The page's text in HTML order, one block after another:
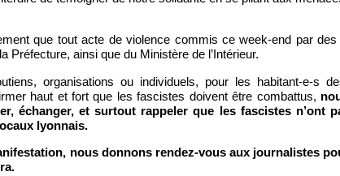
que tout acte de violence commis ce week-end par
Préfecture, ainsi que du Ministère de l’Intérieur.
organisations ou individuels, pour les habitant-e-s
haut et fort que les fascistes doivent être combattus,
échanger, et surtout rappeler que les fascistes n’ont
lyonnais.
nous donnons rendez-vous aux journalistes